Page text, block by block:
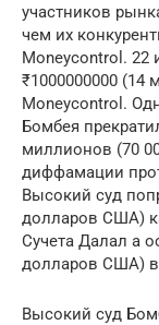
участников
чем их
Moneycontrol. 22
₹1000000000
Moneycontrol.
Бомбея
миллионов (70
диффамации
Высокий суд
долларов США)
Сучета Далал а
долларов США)
Высокий суд